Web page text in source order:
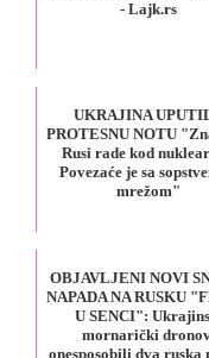
- Lajk.rs
UKRAJINA
PROTESNU NOTU
Rusi rade kod
Povezaće je sa
mrežom"
OBJAVLJENI NOVI
NAPADA NA RUSKU
U SENCI":
mornarički
onesposobili dva ruska